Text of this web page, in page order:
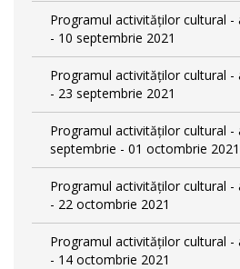
Programul activităților cultural -
- 10 septembrie 2021
Programul activităților cultural -
- 23 septembrie 2021
Programul activităților cultural -
septembrie - 01 octombrie 2021
Programul activităților cultural -
- 22 octombrie 2021
Programul activităților cultural -
- 14 octombrie 2021